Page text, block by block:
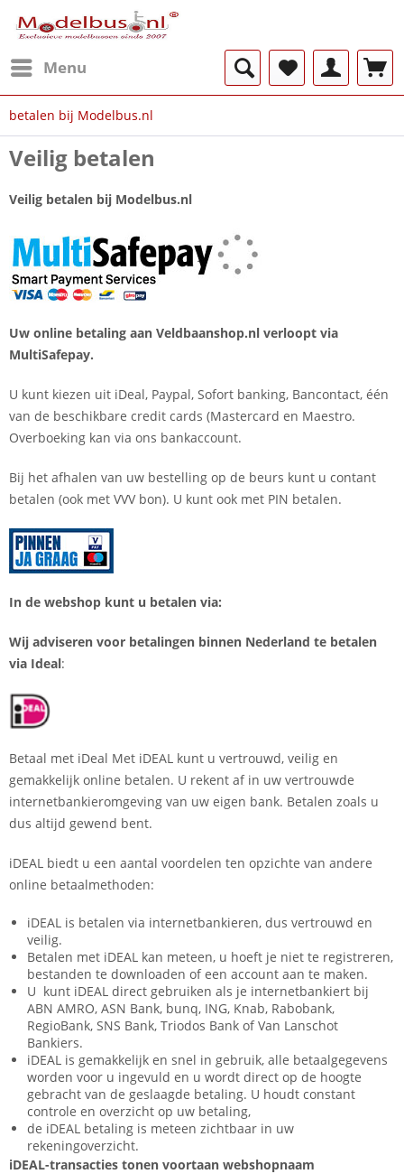
Menu
betalen bij Modelbus.nl
Veilig betalen
Veilig betalen bij Modelbus.nl
Uw online betaling aan Veldbaanshop.nl verloopt via
MultiSafepay.
U kunt kiezen uit iDeal, Paypal, Sofort banking, Bancontact, één
van de beschikbare credit cards (Mastercard en Maestro.
Overboeking kan via ons bankaccount.
Bij het afhalen van uw bestelling op de beurs kunt u contant
betalen (ook met VVV bon). U kunt ook met PIN betalen.
In de webshop kunt u betalen via:
Wij adviseren voor betalingen binnen Nederland te betalen
via Ideal:
Betaal met iDeal Met iDEAL kunt u vertrouwd, veilig en
gemakkelijk online betalen. U rekent af in uw vertrouwde
internetbankieromgeving van uw eigen bank. Betalen zoals u
dus altijd gewend bent.
iDEAL biedt u een aantal voordelen ten opzichte van andere
online betaalmethoden:
iDEAL is betalen via internetbankieren, dus vertrouwd en
veilig.
Betalen met iDEAL kan meteen, u hoeft je niet te registreren,
bestanden te downloaden of een account aan te maken.
U kunt iDEAL direct gebruiken als je internetbankiert bij
ABN AMRO, ASN Bank, bunq, ING, Knab, Rabobank,
RegioBank, SNS Bank, Triodos Bank of Van Lanschot
Bankiers.
iDEAL is gemakkelijk en snel in gebruik, alle betaalgegevens
worden voor u ingevuld en u wordt direct op de hoogte
gebracht van de geslaagde betaling. U houdt constant
controle en overzicht op uw betaling,
de iDEAL betaling is meteen zichtbaar in uw
rekeningoverzicht.
iDEAL-transacties tonen voortaan webshopnaam